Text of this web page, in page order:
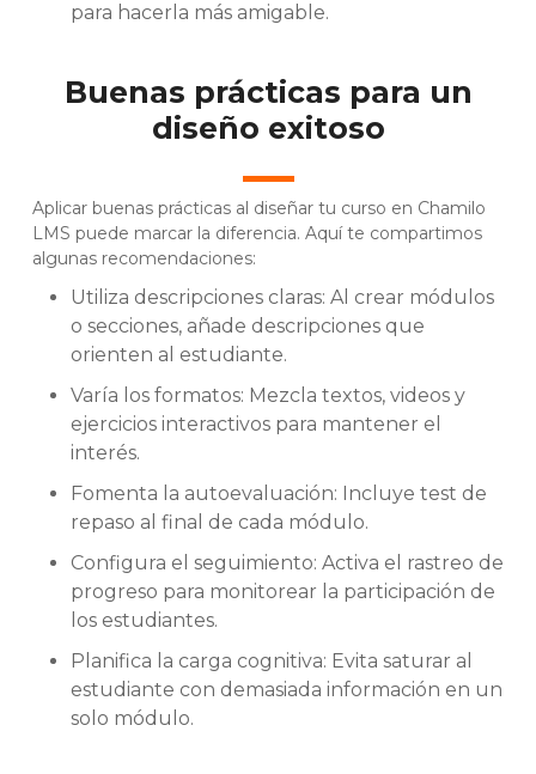
para hacerla más amigable.
Buenas prácticas para un
diseño exitoso
Aplicar buenas prácticas al diseñar tu curso en Chamilo
LMS puede marcar la diferencia. Aquí te compartimos
algunas recomendaciones:
Utiliza descripciones claras: Al crear módulos
o secciones, añade descripciones que
orienten al estudiante.
Varía los formatos: Mezcla textos, videos y
ejercicios interactivos para mantener el
interés.
Fomenta la autoevaluación: Incluye test de
repaso al final de cada módulo.
Configura el seguimiento: Activa el rastreo de
progreso para monitorear la participación de
los estudiantes.
Planifica la carga cognitiva: Evita saturar al
estudiante con demasiada información en un
solo módulo.